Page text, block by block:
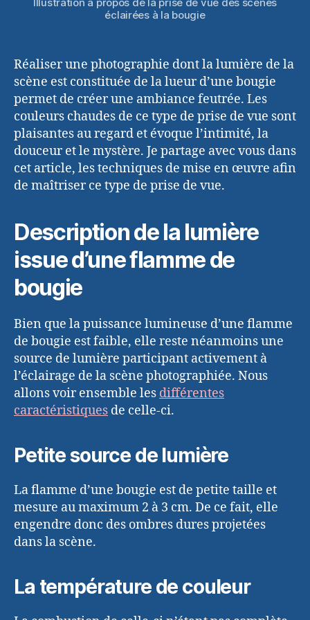
éclairées à la bougie
Réaliser une photographie dont la lumière de la
scène est constituée de la lueur d’une bougie
permet de créer une ambiance feutrée. Les
couleurs chaudes de ce type de prise de vue sont
plaisantes au regard et évoque l’intimité, la
douceur et le mystère. Je partage avec vous dans
cet article, les techniques de mise en œuvre afin
de maîtriser ce type de prise de vue.
Description de la lumière
issue d’une flamme de
bougie
Bien que la puissance lumineuse d’une flamme
de bougie est faible, elle reste néanmoins une
source de lumière participant activement à
l’éclairage de la scène photographiée. Nous
allons voir ensemble les différentes
caractéristiques de celle-ci.
Petite source de lumière
La flamme d’une bougie est de petite taille et
mesure au maximum 2 à 3 cm. De ce fait, elle
engendre donc des ombres dures projetées
dans la scène.
La température de couleur